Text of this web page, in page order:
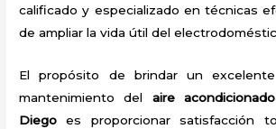
calificado y especializado en técnicas
de ampliar la vida útil del
El propósito de brindar un
mantenimiento del aire
Diego es proporcionar satisfacción